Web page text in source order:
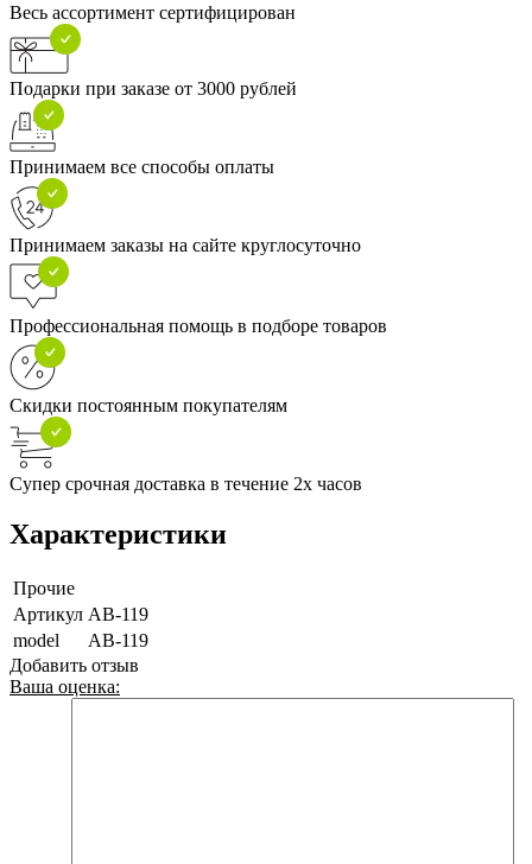
Весь ассортимент сертифицирован
Подарки при заказе от 3000 рублей
Принимаем все способы оплаты
Принимаем заказы на сайте круглосуточно
Профессиональная помощь в подборе товаров
Скидки постоянным покупателям
Супер срочная доставка в течение 2х часов
Характеристики
Прочие
Артикул AB-119
model
AB-119
Добавить отзыв
Ваша оценка: